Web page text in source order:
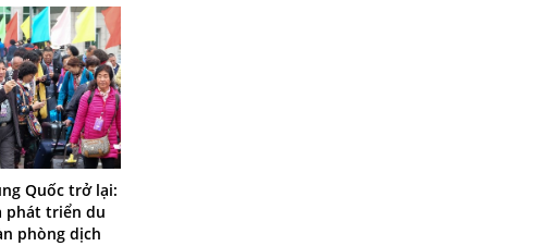
Quốc trở lại:
phát triển du
phòng dịch